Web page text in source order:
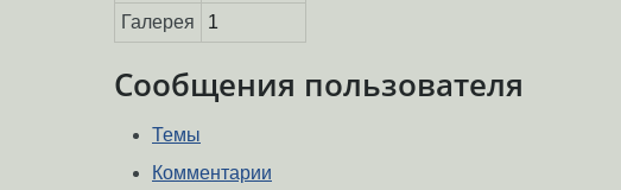
Галерея
1
Сообщения пользователя
Темы
Комментарии